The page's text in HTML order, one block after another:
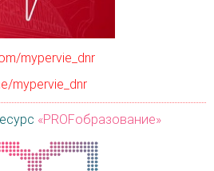
mypervie_dnr
mypervie_dnr
«PROFобразование»